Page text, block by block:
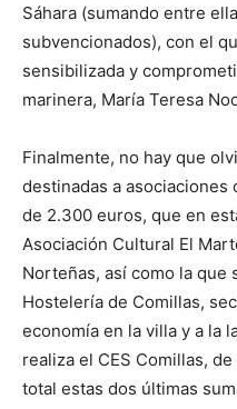
Sáhara (sumando entre
subvencionados), con el
sensibilizada y
marinera, María Teresa
Finalmente, no hay que
destinadas a
de 2.300 euros, que en
Asociación Cultural El
Norteñas, así como la que
Hostelería de Comillas,
economía en la villa y a la
realiza el CES Comillas,
total estas dos últimas